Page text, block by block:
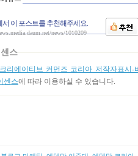
이 포스트를 추천해주세요.
news/1010209
스
크리에이티브 커먼즈 코리아 저작자표시-
센스에 따라 이용하실 수 있습니다.